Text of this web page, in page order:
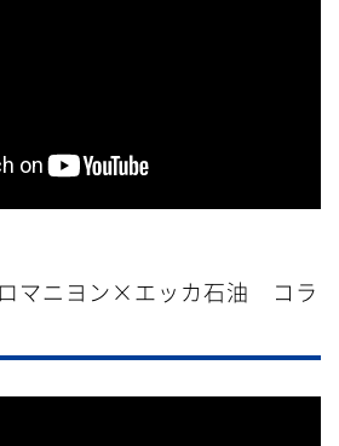
マニヨン×エッカ石油 コラ